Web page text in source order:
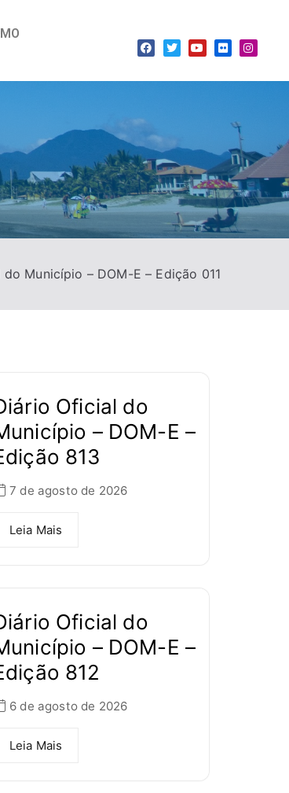
Município – DOM-E – Edição 011
Oficial do
– DOM-E –
813
7 de agosto de 2026
Leia Mais
Oficial do
– DOM-E –
812
6 de agosto de 2026
Leia Mais